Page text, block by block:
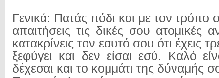
Γενικά: Πατάς πόδι και με τον τρόπο
απαιτήσεις τις δικές σου ατομικές
κατακρίνεις τον εαυτό σου ότι έχεις
ξεφύγει και δεν είσαι εσύ. Καλό
δέχεσαι και το κομμάτι της δύναμής